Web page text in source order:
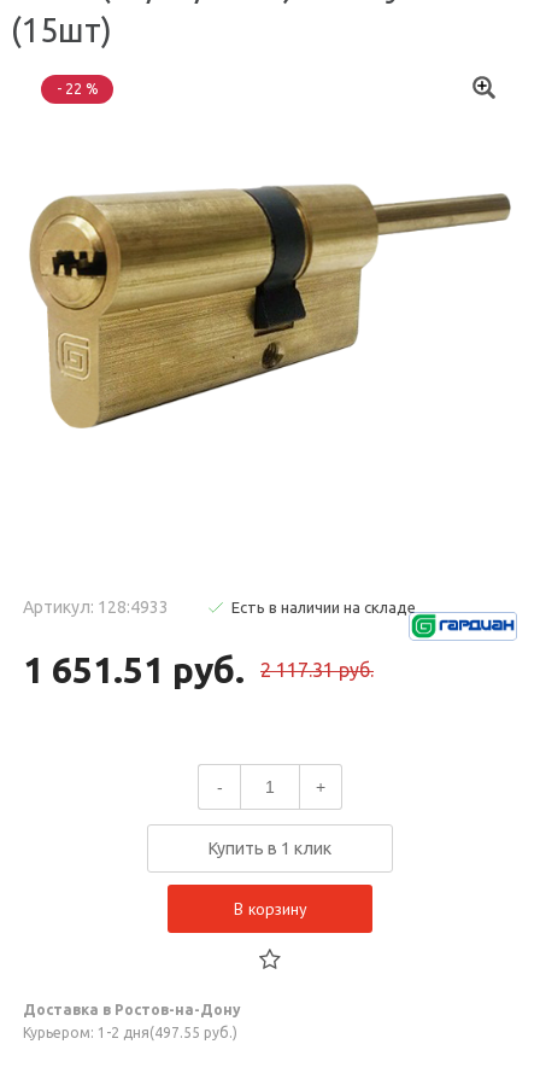
(15шт)
- 22 %
Артикул: 128:4933 Есть в наличии на складе
1 651.51 руб. 2 117.31 руб.
- +
Купить в 1 клик
В корзину
Доставка в Ростов-на-Дону
Курьером: 1-2 дня(497.55 руб.)